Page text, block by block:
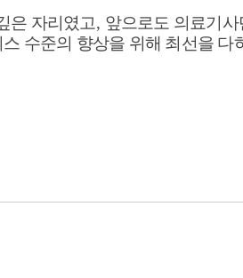
은 자리였고, 앞으로도 의료기
수준의 향상을 위해 최선을 다